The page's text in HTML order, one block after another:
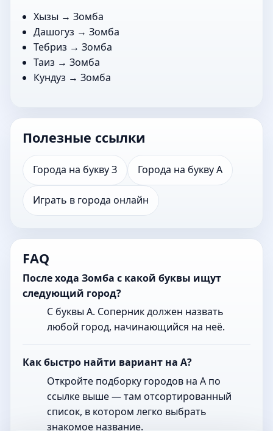
Хызы → Зомба
Дашогуз → Зомба
Тебриз → Зомба
Таиз → Зомба
Кундуз → Зомба
Полезные ссылки
Города на букву З Города на букву А
Играть в города онлайн
FAQ
После хода Зомба с какой буквы ищут
следующий город?
С буквы А. Соперник должен назвать
любой город, начинающийся на неё.
Как быстро найти вариант на А?
Откройте подборку городов на А по
ссылке выше — там отсортированный
список, в котором легко выбрать
знакомое название.